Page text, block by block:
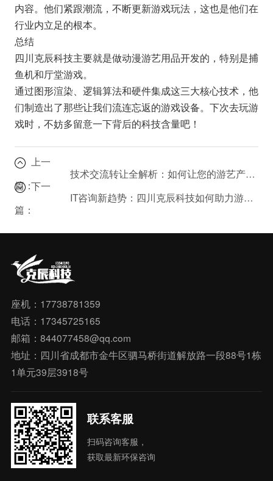
内容。他们紧跟潮流，不断更新游戏玩法，这也是他们在
行业内立足的根本。
总结
四川克辰科技主要就是做动漫游艺用品开发的，特别是捕
鱼机和厅堂游戏。
通过图形渲染、逻辑算法和硬件集成这三大核心技术，他
们制造出了那些让我们流连忘返的游戏设备。下次去玩游
戏时，不妨多留意一下背后的科技含量吧！
上一
篇：
技术交流转让全解析：如何让您的游艺产品创意快速落地？
下一
篇：
IT咨询新趋势：四川克辰科技如何助力游艺用品开发？
座机：17738781359
电话：17345725165
邮箱：844077458@qq.com
地址：四川省成都市金牛区驷马桥街道解放路一段88号1栋
1单元39层3918号
联系客服
扫码咨询客服，
获取最新环保咨询